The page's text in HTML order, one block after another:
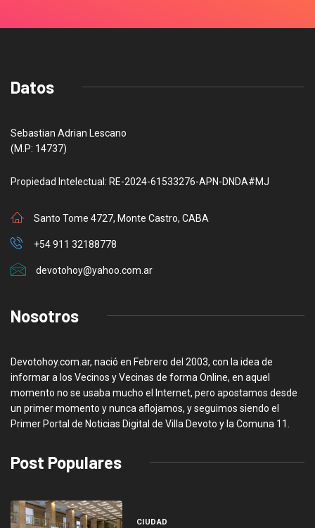
Datos
Sebastian Adrian Lescano
(M.P: 14737)
Propiedad Intelectual: RE-2024-61533276-APN-DNDA#MJ
Santo Tome 4727, Monte Castro, CABA
+54 911 32188778
devotohoy@yahoo.com.ar
Nosotros
Devotohoy.com.ar, nació en Febrero del 2003, con la idea de
informar a los Vecinos y Vecinas de forma Online, en aquel
momento no se usaba mucho el Internet, pero apostamos desde
un primer momento y nunca aflojamos, y seguimos siendo el
Primer Portal de Noticias Digital de Villa Devoto y la Comuna 11.
Post Populares
CIUDAD